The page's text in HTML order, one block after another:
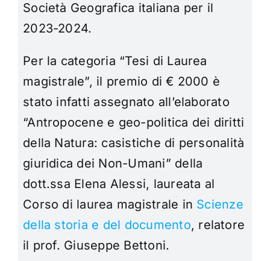
Società Geografica italiana per il
2023-2024.
Per la categoria “Tesi di Laurea
magistrale”, il premio di € 2000 è
stato infatti assegnato all’elaborato
“Antropocene e geo-politica dei diritti
della Natura: casistiche di personalità
giuridica dei Non-Umani” della
dott.ssa Elena Alessi, laureata al
Corso di laurea magistrale in Scienze
della storia e del documento, relatore
il prof. Giuseppe Bettoni.